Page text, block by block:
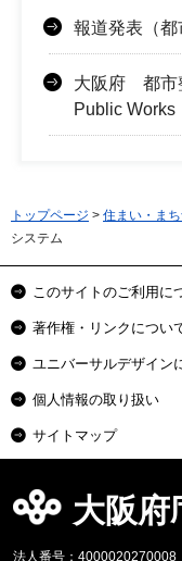
報道発表（都
大阪府 都市
Public Works
トップページ > 住まい・まち
システム
このサイトのご利用に
著作権・リンクについ
ユニバーサルデザイン
個人情報の取り扱い
サイトマップ
大阪府
法人番号：4000020270008